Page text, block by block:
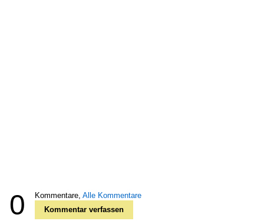
0 Kommentare, Alle Kommentare
Kommentar verfassen